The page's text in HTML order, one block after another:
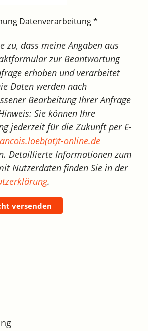
Datenverarbeitung*
zu, dass meine Angaben aus
zur Beantwortung
erhoben und verarbeitet
Daten werden nach
Bearbeitung Ihrer Anfrage
Sie können Ihre
jederzeit für die Zukunft per E-
online.de
Detaillierte Informationen zum
Nutzerdaten finden Sie in der
.
versenden